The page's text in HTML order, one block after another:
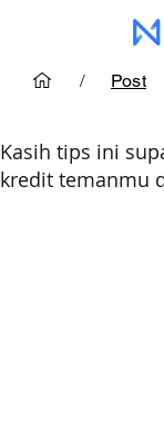
/ Post
Kasih tips ini
kredit temanmu